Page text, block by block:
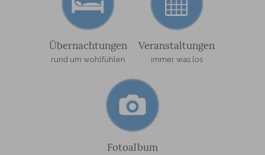
Übernachtungen
rund um wohlfühlen
Veranstaltungen
immer was los
Fotoalbum